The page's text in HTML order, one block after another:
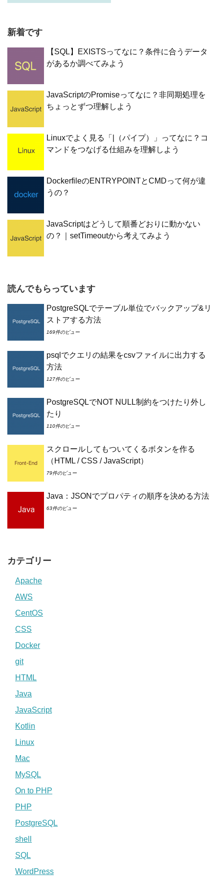
新着です
【SQL】EXISTSってなに？条件に合うデータ
があるか調べてみよう
JavaScriptのPromiseってなに？非同期処理を
ちょっとずつ理解しよう
Linuxでよく見る「|（パイプ）」ってなに？コ
マンドをつなげる仕組みを理解しよう
DockerfileのENTRYPOINTとCMDって何が違
うの？
JavaScriptはどうして順番どおりに動かない
の？｜setTimeoutから考えてみよう
読んでもらっています
PostgreSQLでテーブル単位でバックアップ&リ
ストアする方法
169件のビュー
psqlでクエリの結果をcsvファイルに出力する
方法
127件のビュー
PostgreSQLでNOT NULL制約をつけたり外し
たり
110件のビュー
スクロールしてもついてくるボタンを作る
（HTML / CSS / JavaScript）
79件のビュー
Java：JSONでプロパティの順序を決める方法
63件のビュー
カテゴリー
Apache
AWS
CentOS
CSS
Docker
git
HTML
Java
JavaScript
Kotlin
Linux
Mac
MySQL
On to PHP
PHP
PostgreSQL
shell
SQL
WordPress